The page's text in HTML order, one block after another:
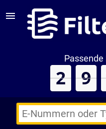
2 9
E-